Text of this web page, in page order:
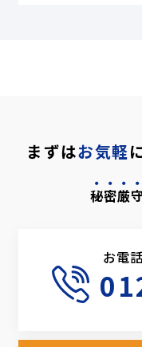
まずはお気軽
秘密厳
お電